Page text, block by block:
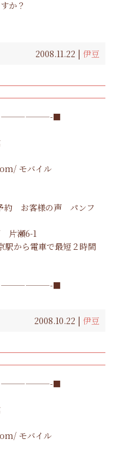
か？
2008.11.22 |伊豆
■
モバイル
約 お客様の声
パンフ
片瀬6-1
から電車で最短２時間
■
2008.10.22 |伊豆
■
モバイル